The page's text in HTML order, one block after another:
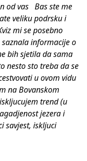
od vas Bas ste me
veliku podrsku i
mi se posebno
informacije o
bih sjetila da sama
nesto sto treba da se
u ovom vidu
na Bovanskom
trend (u
jezera i
savjest, iskljuci